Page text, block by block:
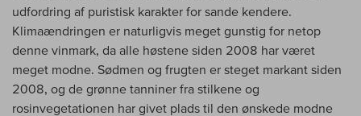
udfordring af puristisk karakter for sande kendere.
Klimaændringen er naturligvis meget gunstig for netop
denne vinmark, da alle høstene siden 2008 har været
meget modne. Sødmen og frugten er steget markant siden
2008, og de grønne tanniner fra stilkene og
rosinvegetationen har givet plads til den ønskede modne